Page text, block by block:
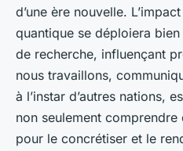
d’une ère nouvelle.
quantique se déploiera
de recherche, influençant
nous travaillons,
à l’instar d’autres nations,
non seulement
pour le concrétiser et le